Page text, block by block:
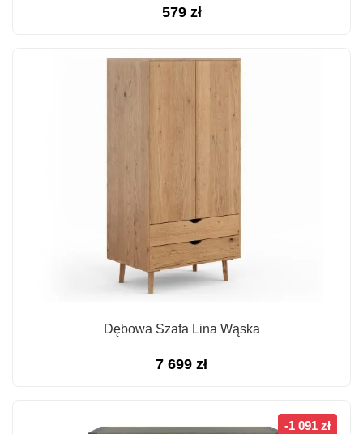
579 zł
Dębowa Szafa Lina Wąska
7 699 zł
-1 091 zł